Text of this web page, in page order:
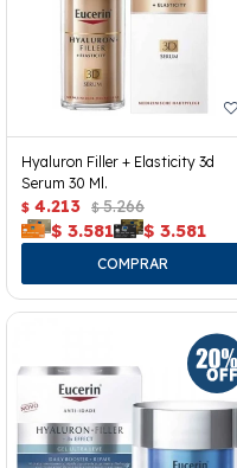
Hyaluron Filler + Elasticity 3d
Serum 30 Ml.
$ 4.213 $ 5.266
$ 3.581 $ 3.581